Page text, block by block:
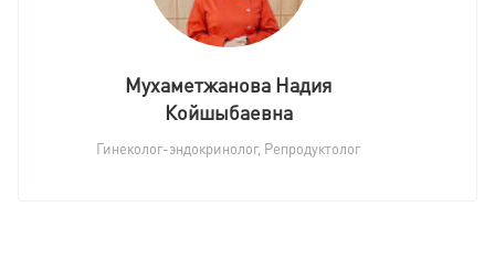
Мухаметжанова Надия
Койшыбаевна
Гинеколог-эндокринолог, Репродуктолог